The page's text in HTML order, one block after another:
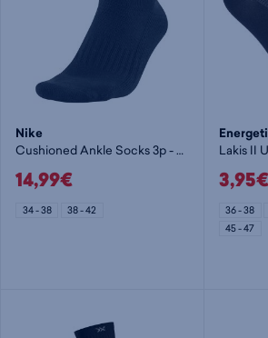
Nike
Cushioned Ankle Socks 3p - nilkkasukat
14,99€
34 - 38 38 - 42
Lakis II
3,95€
36 - 38
45 - 47